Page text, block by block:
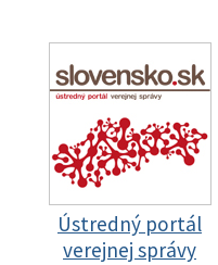
Ústredný portál
verejnej správy